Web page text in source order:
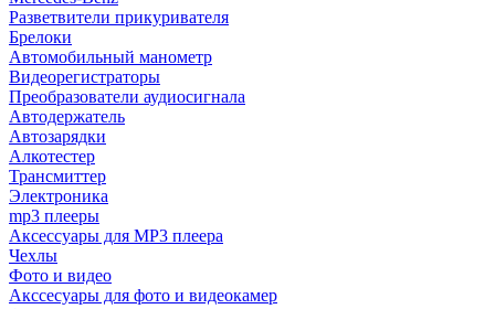
Разветвители прикуривателя
Брелоки
Автомобильный манометр
Видеорегистраторы
Преобразователи аудиосигнала
Автодержатель
Автозарядки
Алкотестер
Трансмиттер
Электроника
mp3 плееры
Аксессуары для MP3 плеера
Чехлы
Фото и видео
Акссесуары для фото и видеокамер